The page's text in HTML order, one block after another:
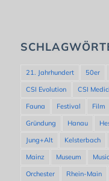
21. Jahrhundert 50er
CSI Evolution
CSI
Fauna
Festival Film
Gründung
Hanau
Jung+Alt
Kelsterbach
Mainz
Museum
Orchester
Rhein-Main